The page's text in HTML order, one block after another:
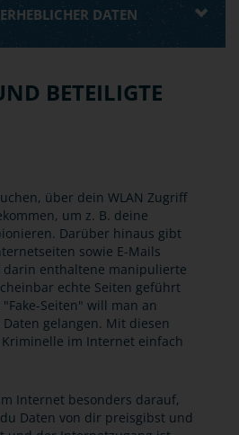
DATEN
BETEILIGTE
über dein WLAN Zugriff
um z. B. deine
Darüber hinaus gibt
sowie E-Mails
enthaltene manipulierte
echte Seiten geführt
Seiten" will man an
gelangen. Mit diesen
im Internet einfach
Internet besonders darauf,
Daten von dir preisgibst und